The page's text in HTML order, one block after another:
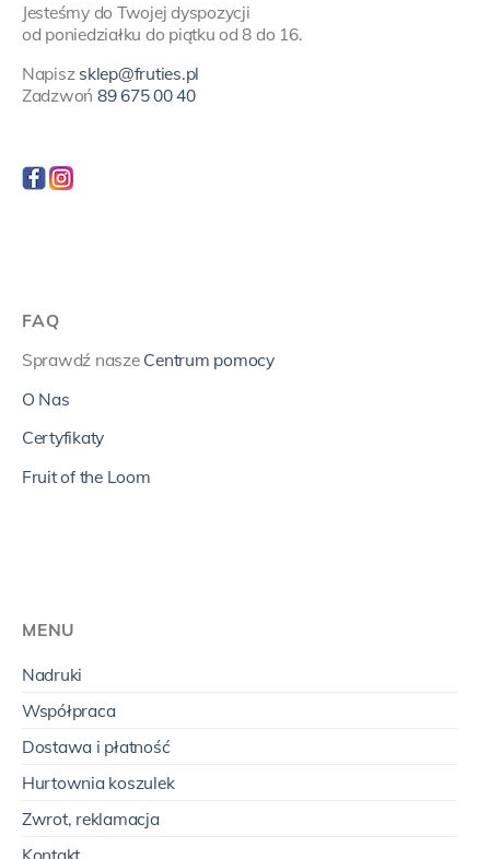
Jesteśmy do Twojej dyspozycji
od poniedziałku do piątku od 8 do 16.
Napisz sklep@fruties.pl
Zadzwoń 89 675 00 40
FAQ
Sprawdź nasze Centrum pomocy
O Nas
Certyfikaty
Fruit of the Loom
MENU
Nadruki
Współpraca
Dostawa i płatność
Hurtownia koszulek
Zwrot, reklamacja
Kontakt